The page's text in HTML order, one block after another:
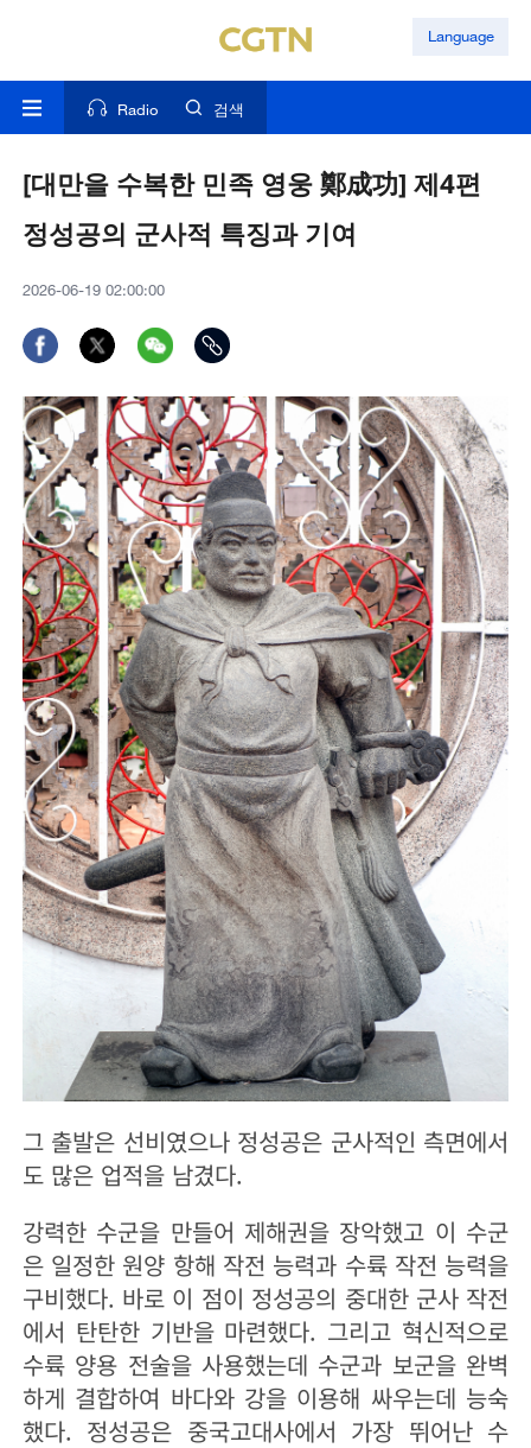
Language
Radio 검색
[대만을 수복한 민족 영웅 鄭成功] 제4편
정성공의 군사적 특징과 기여
2026-06-19 02:00:00
그 출발은 선비였으나 정성공은 군사적인 측면에서
도 많은 업적을 남겼다.
강력한 수군을 만들어 제해권을 장악했고 이 수군
은 일정한 원양 항해 작전 능력과 수륙 작전 능력을
구비했다. 바로 이 점이 정성공의 중대한 군사 작전
에서 탄탄한 기반을 마련했다. 그리고 혁신적으로
수륙 양용 전술을 사용했는데 수군과 보군을 완벽
하게 결합하여 바다와 강을 이용해 싸우는데 능숙
했다. 정성공은 중국고대사에서 가장 뛰어난 수